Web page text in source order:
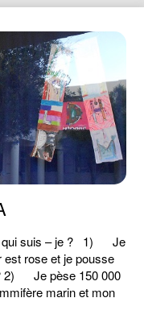
qui suis – je ? 1) Je
rose et je pousse
2) Je pèse 150 000
marin et mon